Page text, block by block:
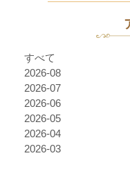
すべて
2026-08
2026-07
2026-06
2026-05
2026-04
2026-03